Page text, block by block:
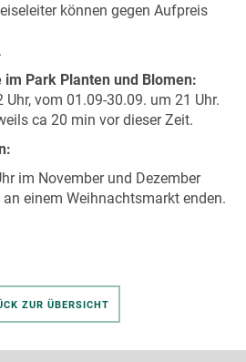
können gegen Aufpreis
Park Planten und Blomen:
vom 01.09-30.09. um 21 Uhr.
ca 20 min vor dieser Zeit.
im November und Dezember
einem Weihnachtsmarkt enden.
ZUR ÜBERSICHT